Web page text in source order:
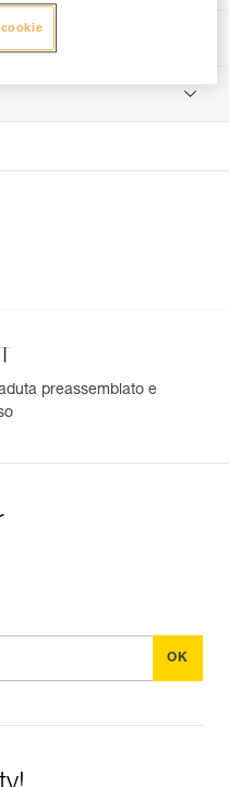
tuoi DPI
dei tuoi DPI esistenti.
dalla sua data di
preassemblato e